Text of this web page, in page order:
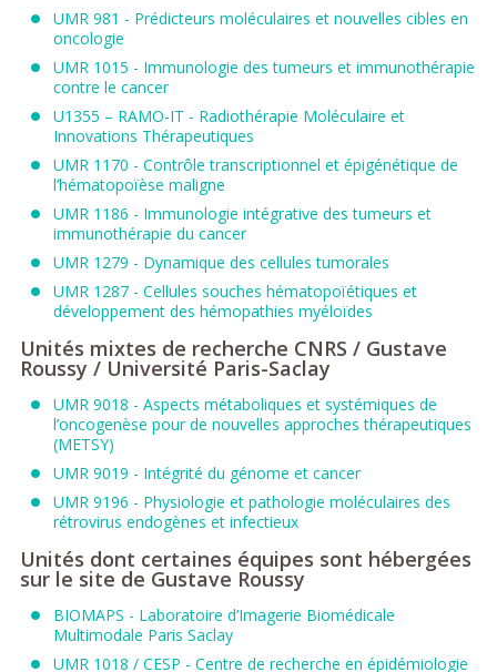
UMR 981 - Prédicteurs moléculaires et nouvelles cibles en
oncologie
UMR 1015 - Immunologie des tumeurs et immunothérapie
contre le cancer
U1355 – RAMO-IT - Radiothérapie Moléculaire et
Innovations Thérapeutiques
UMR 1170 - Contrôle transcriptionnel et épigénétique de
l’hématopoïèse maligne
UMR 1186 - Immunologie intégrative des tumeurs et
immunothérapie du cancer
UMR 1279 - Dynamique des cellules tumorales
UMR 1287 - Cellules souches hématopoïétiques et
développement des hémopathies myéloïdes
Unités mixtes de recherche CNRS / Gustave
Roussy / Université Paris-Saclay
UMR 9018 - Aspects métaboliques et systémiques de
l’oncogenèse pour de nouvelles approches thérapeutiques
(METSY)
UMR 9019 - Intégrité du génome et cancer
UMR 9196 - Physiologie et pathologie moléculaires des
rétrovirus endogènes et infectieux
Unités dont certaines équipes sont hébergées
sur le site de Gustave Roussy
BIOMAPS - Laboratoire d’Imagerie Biomédicale
Multimodale Paris Saclay
UMR 1018 / CESP - Centre de recherche en épidémiologie